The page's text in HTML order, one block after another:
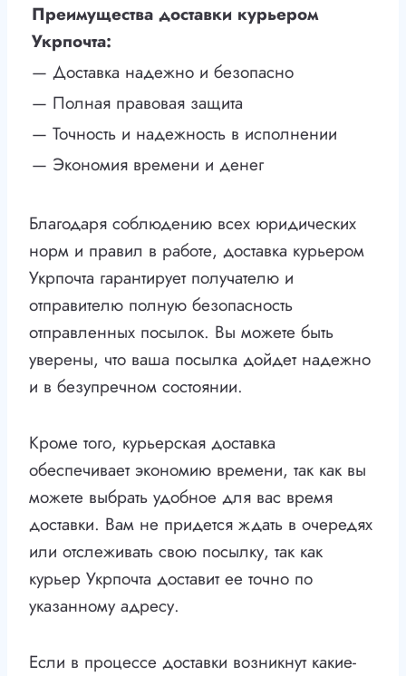
Преимущества доставки курьером
Укрпочта:
— Доставка надежно и безопасно
— Полная правовая защита
— Точность и надежность в исполнении
— Экономия времени и денег
Благодаря соблюдению всех юридических
норм и правил в работе, доставка курьером
Укрпочта гарантирует получателю и
отправителю полную безопасность
отправленных посылок. Вы можете быть
уверены, что ваша посылка дойдет надежно
и в безупречном состоянии.
Кроме того, курьерская доставка
обеспечивает экономию времени, так как вы
можете выбрать удобное для вас время
доставки. Вам не придется ждать в очередях
или отслеживать свою посылку, так как
курьер Укрпочта доставит ее точно по
указанному адресу.
Если в процессе доставки возникнут какие-